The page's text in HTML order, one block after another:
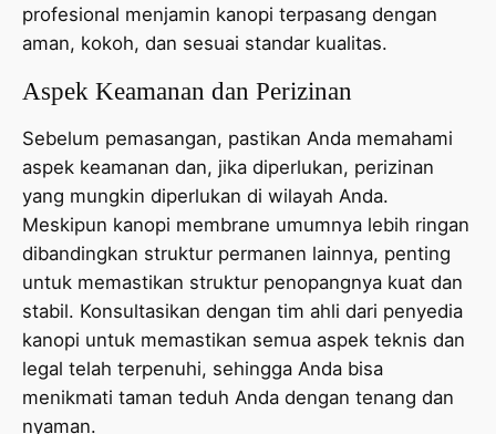
profesional menjamin kanopi terpasang dengan
aman, kokoh, dan sesuai standar kualitas.
Aspek Keamanan dan Perizinan
Sebelum pemasangan, pastikan Anda memahami
aspek keamanan dan, jika diperlukan, perizinan
yang mungkin diperlukan di wilayah Anda.
Meskipun kanopi membrane umumnya lebih ringan
dibandingkan struktur permanen lainnya, penting
untuk memastikan struktur penopangnya kuat dan
stabil. Konsultasikan dengan tim ahli dari penyedia
kanopi untuk memastikan semua aspek teknis dan
legal telah terpenuhi, sehingga Anda bisa
menikmati taman teduh Anda dengan tenang dan
nyaman.